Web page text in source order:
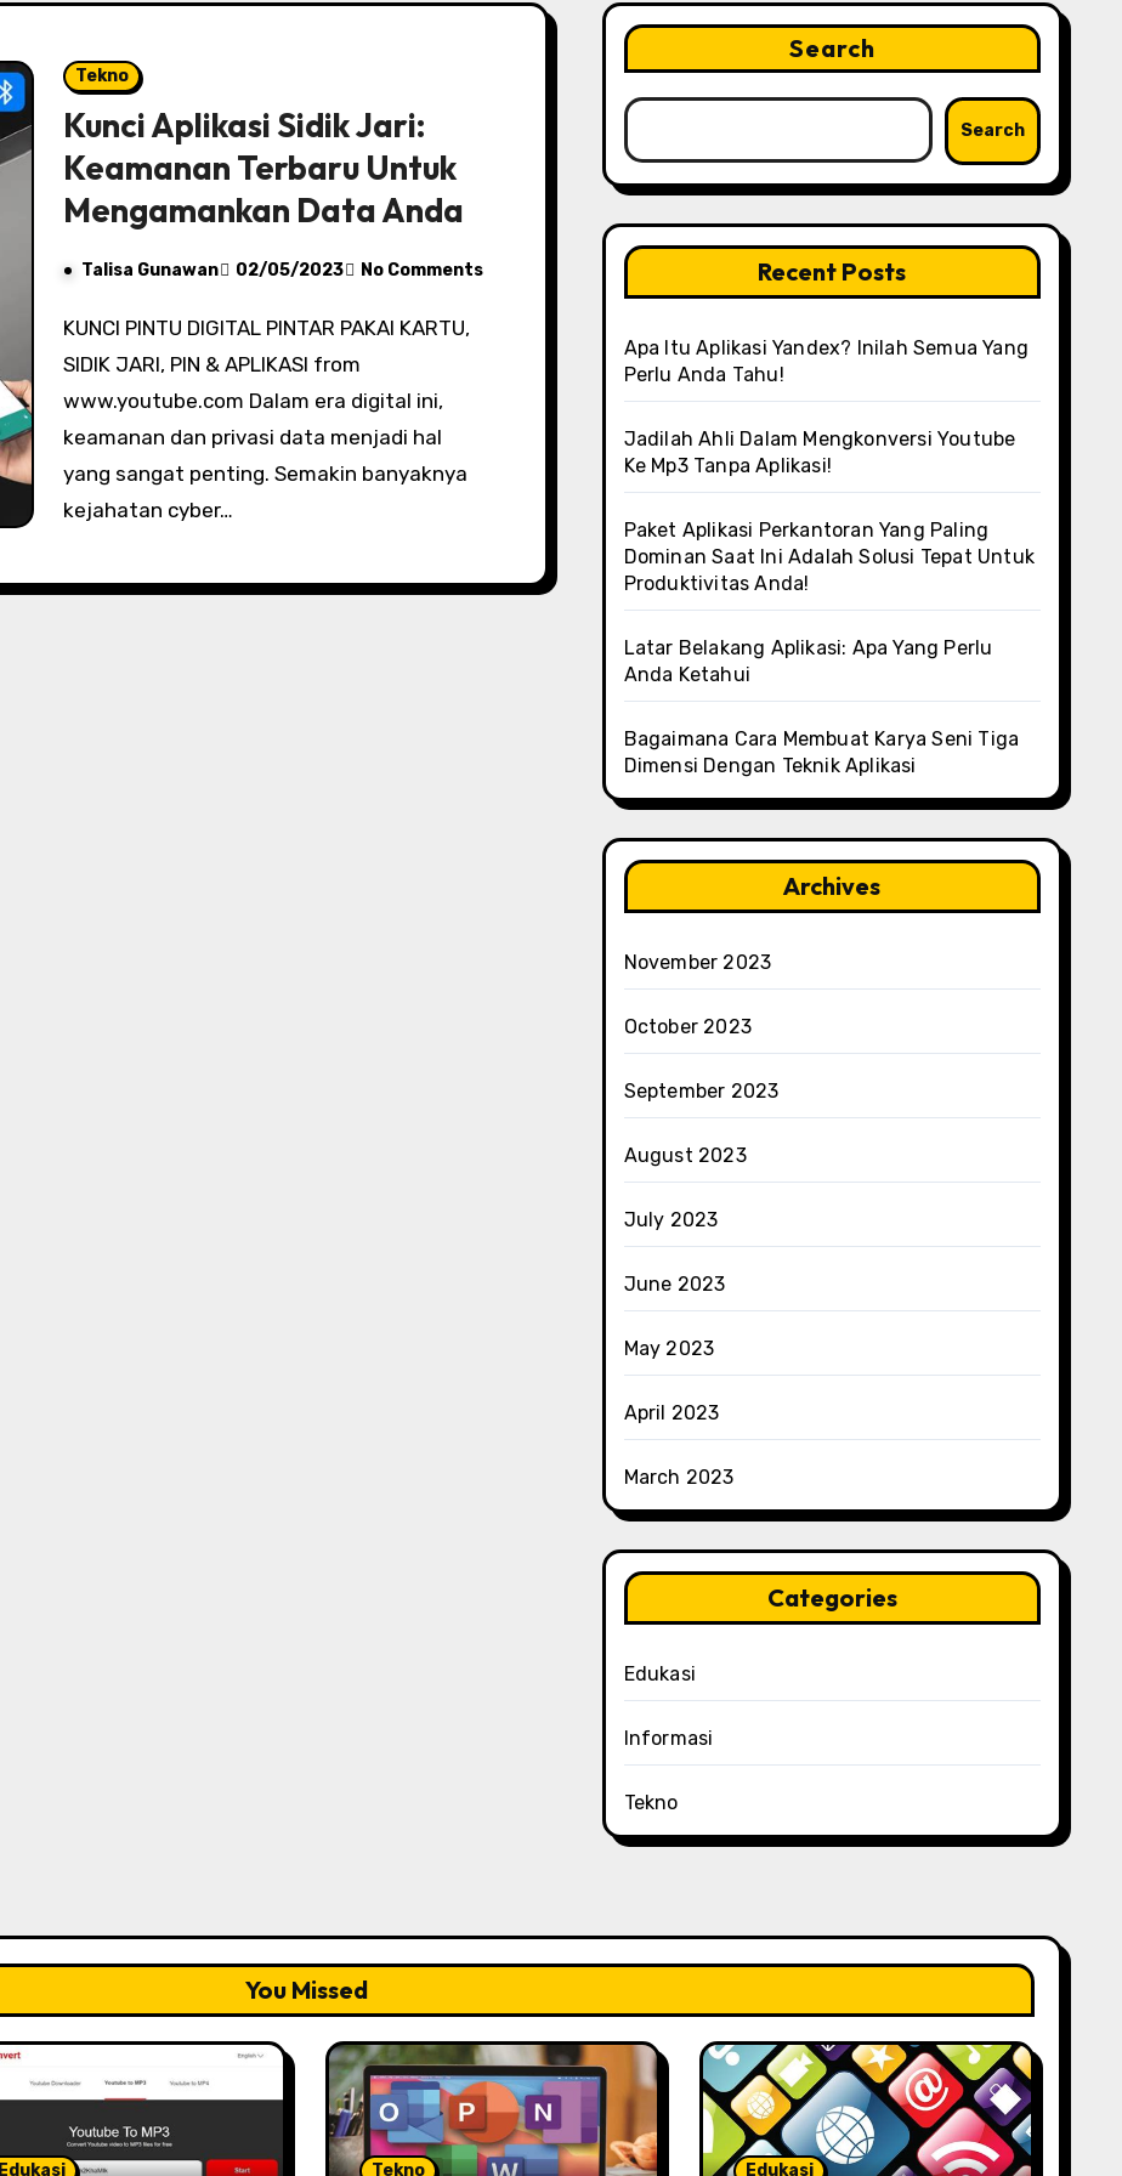
Tekno
Kunci Aplikasi Sidik Jari:
Keamanan Terbaru Untuk
Mengamankan Data Anda
Talisa Gunawan 02/05/2023 No Comments
KUNCI PINTU DIGITAL PINTAR PAKAI KARTU,
SIDIK JARI, PIN & APLIKASI from
www.youtube.com Dalam era digital ini,
keamanan dan privasi data menjadi hal
yang sangat penting. Semakin banyaknya
kejahatan cyber…
Search
Search
Recent Posts
Apa Itu Aplikasi Yandex? Inilah Semua Yang
Perlu Anda Tahu!
Jadilah Ahli Dalam Mengkonversi Youtube
Ke Mp3 Tanpa Aplikasi!
Paket Aplikasi Perkantoran Yang Paling
Dominan Saat Ini Adalah Solusi Tepat Untuk
Produktivitas Anda!
Latar Belakang Aplikasi: Apa Yang Perlu
Anda Ketahui
Bagaimana Cara Membuat Karya Seni Tiga
Dimensi Dengan Teknik Aplikasi
Archives
November 2023
October 2023
September 2023
August 2023
July 2023
June 2023
May 2023
April 2023
March 2023
Categories
Edukasi
Informasi
Tekno
You Missed
Edukasi Tekno Edukasi